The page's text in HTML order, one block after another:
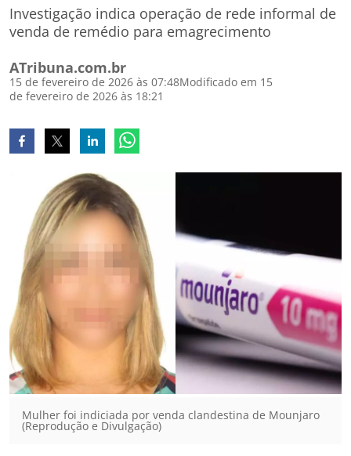
Investigação indica operação de rede informal de
venda de remédio para emagrecimento
ATribuna.com.br
15 de fevereiro de 2026 às 07:48Modificado em 15
de fevereiro de 2026 às 18:21
Mulher foi indiciada por venda clandestina de Mounjaro
(Reprodução e Divulgação)